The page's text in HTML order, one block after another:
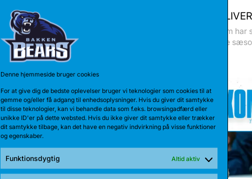
Denne hjemmeside bruger cookies
For at give dig de bedste oplevelser bruger vi teknologier som cookies til at
gemme og/eller få adgang til enhedsoplysninger. Hvis du giver dit samtykke
til disse teknologier, kan vi behandle data som f.eks. browsingadfærd eller
unikke ID'er på dette websted. Hvis du ikke giver dit samtykke eller trækker
dit samtykke tilbage, kan det have en negativ indvirkning på visse funktioner
og egenskaber.
Funktionsdygtig Altid aktiv
TALENT
Anton Katholm
sæson. Sidste